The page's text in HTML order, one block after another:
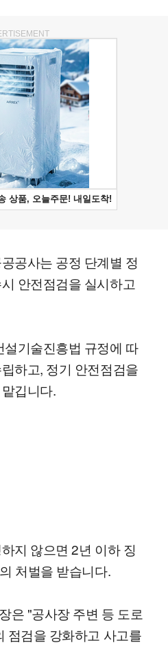
공사는 공정 단계별 정
안전점검을 실시하고
기술진흥법 규정에 따
하고, 정기 안전점검을
깁니다.
지 않으면 2년 이하 징
처벌을 받습니다.
은 "공사장 주변 등 도로
점검을 강화하고 사고를